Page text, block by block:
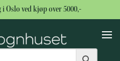
Oslo ved kjøp over 5000,-